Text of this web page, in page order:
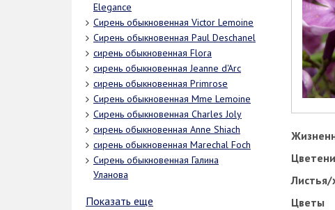
Elegance
Сирень обыкновенная Victor Lemoine
Сирень обыкновенная Paul Deschanel
сирень обыкновенная Flora
сирень обыкновенная Jeanne d'Arc
сирень обыкновенная Primrose
Сирень обыкновенная Mme Lemoine
Сирень обыкновенная Charles Joly
сирень обыкновенная Anne Shiach
сирень обыкновенная Marechal Foch
Сирень обыкновенная Галина
Уланова
Показать еще
Листья/
Цветы